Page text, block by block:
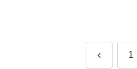
前 1